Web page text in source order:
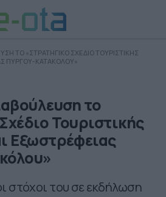
ΤΟ «ΣΤΡΑΤΗΓΙΚΟ ΣΧΕΔΙΟ ΤΟΥΡΙΣΤΙΚΗΣ
ΠΥΡΓΟΥ-ΚΑΤΑΚΟΛΟΥ»
το
Τουριστικής
Εξωστρέφειας
στόχοι του σε εκδήλωση